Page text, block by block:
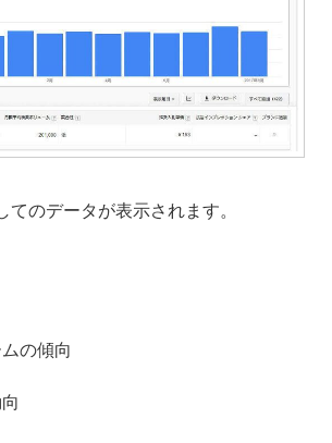
てのデータが表示されます。
の傾向